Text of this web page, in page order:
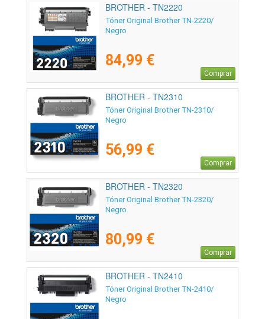
BROTHER - TN2220
Tóner Original Brother TN-2220/
Negro
84,99 €
Comprar
BROTHER - TN2310
Tóner Original Brother TN-2310/
Negro
56,99 €
Comprar
BROTHER - TN2320
Tóner Original Brother TN-2320/
Negro
80,99 €
Comprar
BROTHER - TN2410
Tóner Original Brother TN-2410/
Negro